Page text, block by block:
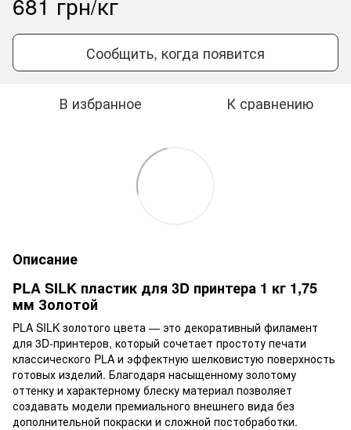
Сообщить, когда появится
В избранное К сравнению
Описание
PLA SILK пластик для 3D принтера 1 кг 1,75
мм Золотой
PLA SILK золотого цвета — это декоративный филамент
для 3D-принтеров, который сочетает простоту печати
классического PLA и эффектную шелковистую поверхность
готовых изделий. Благодаря насыщенному золотому
оттенку и характерному блеску материал позволяет
создавать модели премиального внешнего вида без
дополнительной покраски и сложной постобработки.